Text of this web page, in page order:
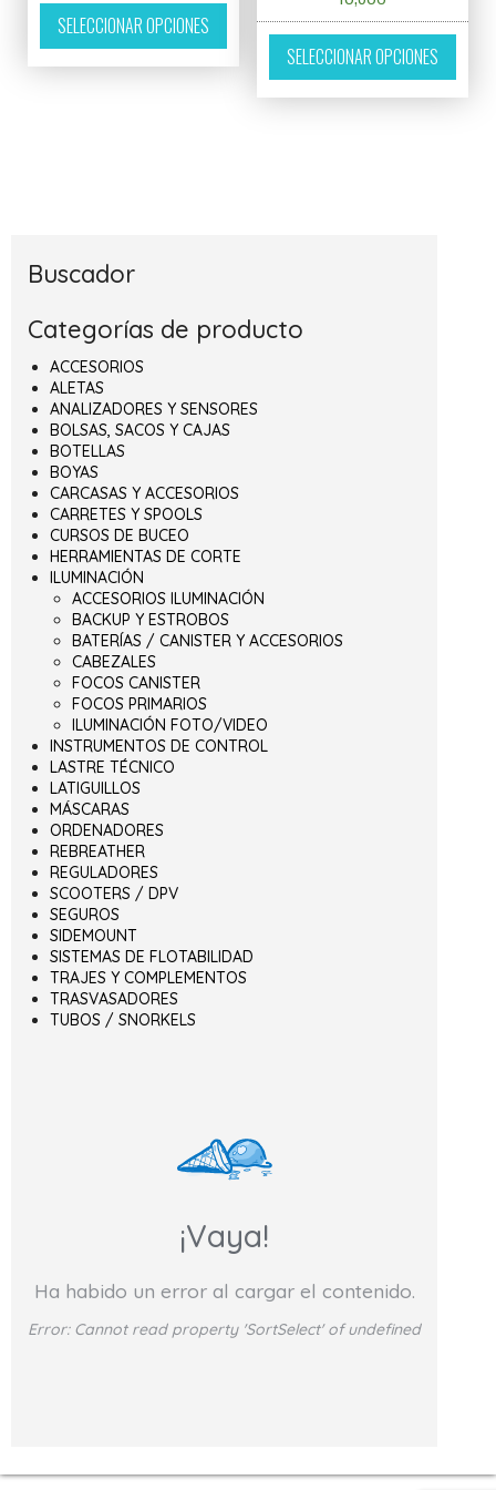
SELECCIONAR OPCIONES
SELECCIONAR OPCIONES
Este
Buscador
Categorías de producto
ACCESORIOS
ALETAS
ANALIZADORES Y SENSORES
BOLSAS, SACOS Y CAJAS
BOTELLAS
BOYAS
CARCASAS Y ACCESORIOS
CARRETES Y SPOOLS
CURSOS DE BUCEO
HERRAMIENTAS DE CORTE
ILUMINACIÓN
ACCESORIOS ILUMINACIÓN
BACKUP Y ESTROBOS
BATERÍAS / CANISTER Y ACCESORIOS
CABEZALES
FOCOS CANISTER
FOCOS PRIMARIOS
ILUMINACIÓN FOTO/VIDEO
INSTRUMENTOS DE CONTROL
LASTRE TÉCNICO
LATIGUILLOS
MÁSCARAS
ORDENADORES
REBREATHER
REGULADORES
SCOOTERS / DPV
SEGUROS
SIDEMOUNT
SISTEMAS DE FLOTABILIDAD
TRAJES Y COMPLEMENTOS
TRASVASADORES
TUBOS / SNORKELS
¡Vaya!
Ha habido un error al cargar el contenido.
Error: Cannot read property 'SortSelect' of undefined